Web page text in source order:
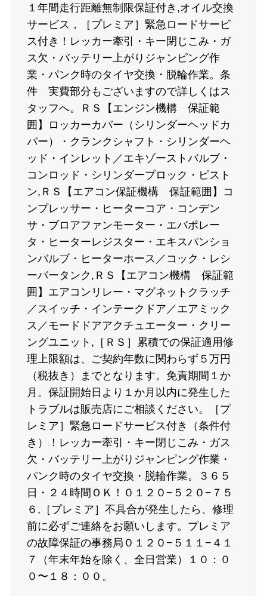
１年間走行距離無制限保証付き,オイル交換
サービス，［プレミア］緊急ロードサービ
ス付き！レッカー牽引・キー閉じこみ・ガ
ス欠・バッテリー上がりジャンピング作
業・パンク時のタイヤ交換・脱輪作業。条
件 実費部分もございますので詳しくはス
タッフへ。ＲＳ【エンジン機構 保証範
囲】ロッカーカバー（シリンダーヘッドカ
バー）・クランクシャフト・シリンダーヘ
ッド・インレット／エキゾーストバルブ・
コンロッド・シリンダーブロック・ピスト
ン,ＲＳ【エアコン保証機構 保証範囲】コ
ンプレッサー・ヒーターコア・コンデン
サ・ブロアファンモーター・エバポレー
タ・ヒーターレジスター・エキスパンショ
ンバルブ・ヒーターホース／コック・レシ
ーバータンク,ＲＳ【エアコン機構 保証範
囲】エアコンリレー・マグネットクラッチ
／スイッチ・インテークドア／エアミック
ス／モードドアアクチュエーター・クリー
ングユニット,［ＲＳ］累積での保証適用修
理上限額は、ご契約年数に関わらず５万円
（税抜き）までとなります。免責期間１か
月。保証開始日より１か月以内に発生した
トラブルは販売店にご相談ください。［プ
レミア］緊急ロードサービス付き（条件付
き）！レッカー牽引・キー閉じこみ・ガス
欠・バッテリー上がりジャンピング作業・
パンク時のタイヤ交換・脱輪作業。３６５
日・２４時間ＯＫ！０１２０−５２０−７５
６,［プレミア］不具合が発生したら、修理
前に必ずご連絡をお願いします。プレミア
の故障保証の事務局０１２０−５１１−４１
７（年末年始を除く、全日営業）１０：０
０〜１８：００。